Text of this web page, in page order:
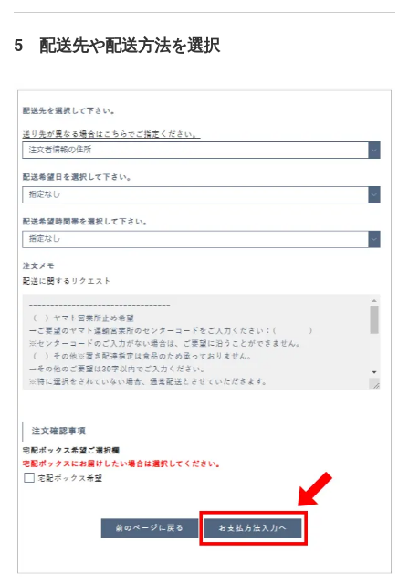
5 配送先や配送方法を選択